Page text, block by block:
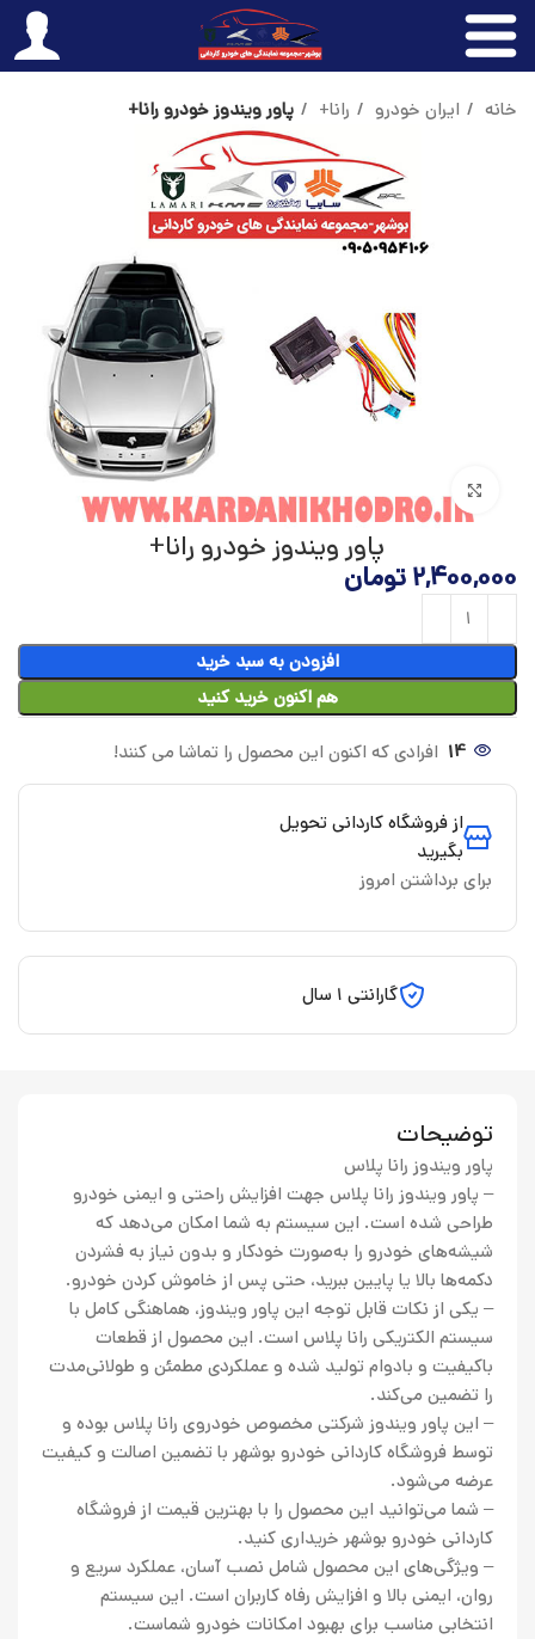
خانه ایران خودرو رانا+ پاور ویندوز خودرو رانا+
پاور ویندوز خودرو رانا+
2,400,000تومان
افزودن به سبد خرید
هم اکنون خرید کنید
14 افرادی که اکنون این محصول را تماشا می کنند!
از فروشگاه کاردانی تحویل
بگیرید
برای برداشتن امروز
گارانتی 1 سال
توضیحات
پاور ویندوز رانا پلاس
– پاور ویندوز رانا پلاس جهت افزایش راحتی و ایمنی خودرو
طراحی شده است. این سیستم به شما امکان می‌دهد که
شیشه‌های خودرو را به‌صورت خودکار و بدون نیاز به فشردن
دکمه‌ها بالا یا پایین ببرید، حتی پس از خاموش کردن خودرو.
– یکی از نکات قابل توجه این پاور ویندوز، هماهنگی کامل با
سیستم الکتریکی رانا پلاس است. این محصول از قطعات
باکیفیت و بادوام تولید شده و عملکردی مطمئن و طولانی‌مدت
را تضمین می‌کند.
– این پاور ویندوز شرکتی مخصوص خودروی رانا پلاس بوده و
توسط فروشگاه کاردانی خودرو بوشهر با تضمین اصالت و کیفیت
عرضه می‌شود.
– شما می‌توانید این محصول را با بهترین قیمت از فروشگاه
کاردانی خودرو بوشهر خریداری کنید.
– ویژگی‌های این محصول شامل نصب آسان، عملکرد سریع و
روان، ایمنی بالا و افزایش رفاه کاربران است. این سیستم
انتخابی مناسب برای بهبود امکانات خودرو شماست.